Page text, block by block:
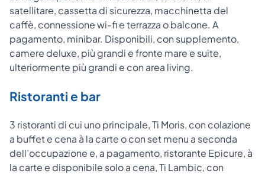
satellitare, cassetta di sicurezza, macchinetta del
caffè, connessione wi-fi e terrazza o balcone. A
pagamento, minibar. Disponibili, con supplemento,
camere deluxe, più grandi e fronte mare e suite,
ulteriormente più grandi e con area living.
Ristoranti e bar
3 ristoranti di cui uno principale, Ti Moris, con colazione
a buffet e cena à la carte o con set menu a seconda
dell’occupazione e, a pagamento, ristorante Epicure, à
la carte e disponibile solo a cena, Ti Lambic, con